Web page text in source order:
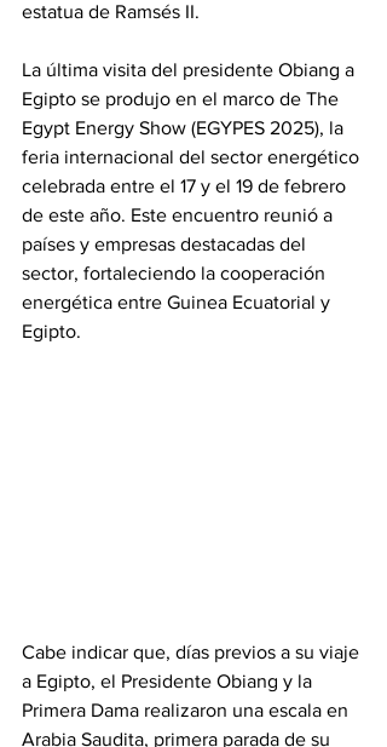
estatua de Ramsés II.
‎La última visita del presidente Obiang a
Egipto se produjo en el marco de The
Egypt Energy Show (EGYPES 2025), la
feria internacional del sector energético
celebrada entre el 17 y el 19 de febrero
de este año. Este encuentro reunió a
países y empresas destacadas del
sector, fortaleciendo la cooperación
energética entre Guinea Ecuatorial y
Egipto.
‎Cabe indicar que, días previos a su viaje
a Egipto, el Presidente Obiang y la
Primera Dama realizaron una escala en
Arabia Saudita, primera parada de su